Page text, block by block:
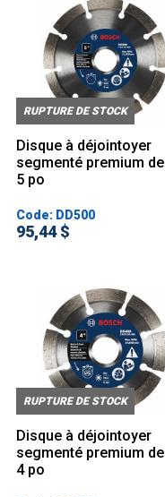
RUPTURE DE STOCK
Disque à déjointoyer
segmenté premium de
5 po
Code: DD500
95,44 $
RUPTURE DE STOCK
Disque à déjointoyer
segmenté premium de
4 po